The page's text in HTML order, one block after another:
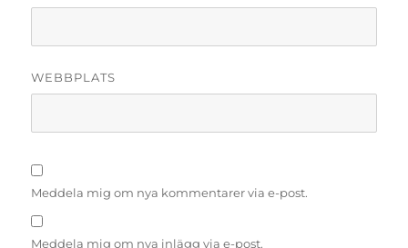
WEBBPLATS
Meddela mig om nya kommentarer via e-post.
Meddela mig om nya inlägg via e-post.